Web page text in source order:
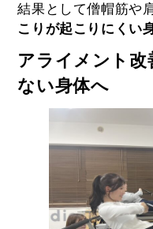
結果として僧帽筋や
こりが起こりにくい
アライメント改
ない身体へ